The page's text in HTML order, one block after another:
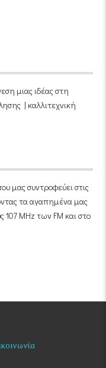
μιας ιδέας στη
| καλλιτεχνική
μας συντροφεύει στις
τα αγαπημένα μας
107 MHz των FM και στο